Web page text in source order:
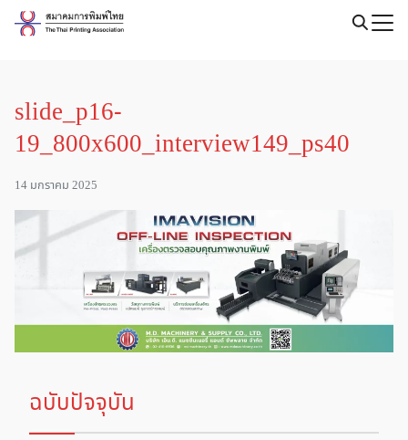
Skip
slide_p16-
19_800x600_interview149_ps40
14 มกราคม 2025
ฉบับปัจจุบัน